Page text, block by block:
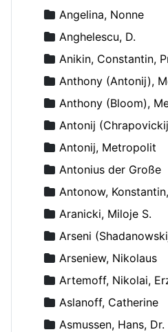
Angelina, Nonne
Anghelescu, D.
Anikin, Constantin,
Anthony (Antonij),
Anthony (Bloom),
Antonij
Antonij, Metropolit
Antonius der Große
Antonow,
Aranicki, Miloje S.
Arseni
Arseniew, Nikolaus
Artemoff, Nikolai,
Aslanoff, Catherine
Asmussen, Hans, Dr.